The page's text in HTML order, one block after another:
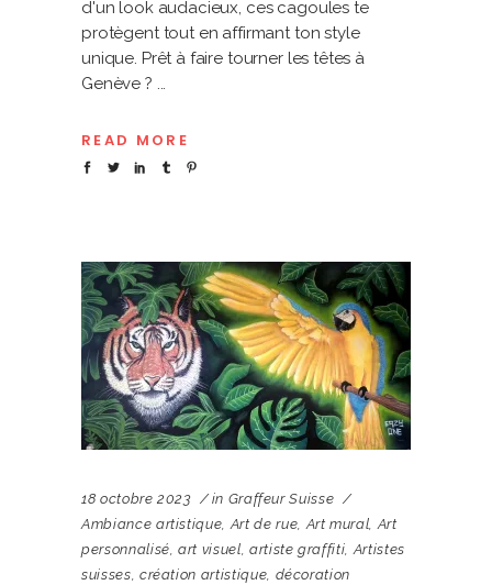
d'un look audacieux, ces cagoules te
protègent tout en affirmant ton style
unique. Prêt à faire tourner les têtes à
Genève ?
READ MORE
18 octobre 2023 in Graffeur Suisse
Ambiance artistique,Art de rue,Art mural,Art
personnalisé,art visuel, artiste graffiti,Artistes
suisses, création artistique, décoration